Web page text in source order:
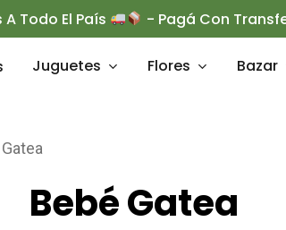
Todo El País - Pagá Con
Juguetes Flores Bazar
Bebé Gatea